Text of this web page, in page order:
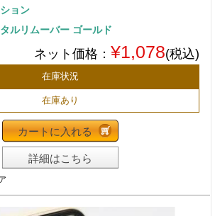
ョン
ルリムーバー ゴールド
ネット価格： ¥1,078(税込)
在庫状況
在庫あり
カートに入れる
詳細はこちら